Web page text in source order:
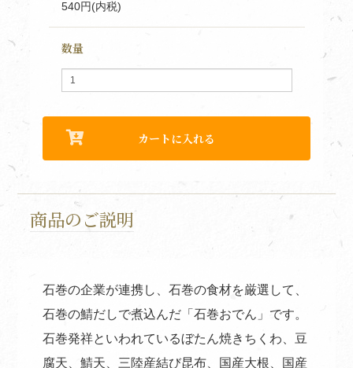
540円(内税)
数量
商品のご説明
石巻の企業が連携し、石巻の食材を厳選して、
石巻の鯖だしで煮込んだ「石巻おでん」です。
石巻発祥といわれているぼたん焼きちくわ、豆
腐天、鯖天、三陸産結び昆布、国産大根、国産